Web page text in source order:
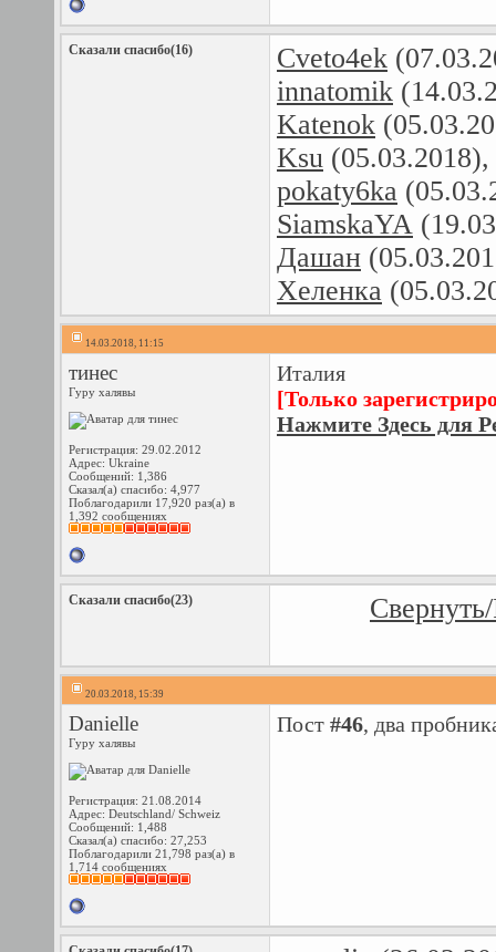
Сказали спасибо(16) Cveto4ek
innatomik
Katenok
Ksu (05.03.2018),
pokaty6ka
SiamskaYA
Дашан
Хеленка
14.03.2018, 11:15
тинес
Гуру халявы
Регистрация: 29.02.2012
Адрес: Ukraine
Сообщений: 1,386
Сказал(а) спасибо: 4,977
Поблагодарили 17,920 раз(а) в
1,392 сообщениях
Италия
[Только
Нажмите Здесь для
Сказали спасибо(23)
20.03.2018, 15:39
Danielle
Гуру халявы
Регистрация: 21.08.2014
Адрес: Deutschland/ Schweiz
Сообщений: 1,488
Сказал(а) спасибо: 27,253
Поблагодарили 21,798 раз(а) в
1,714 сообщениях
Пост #46, два